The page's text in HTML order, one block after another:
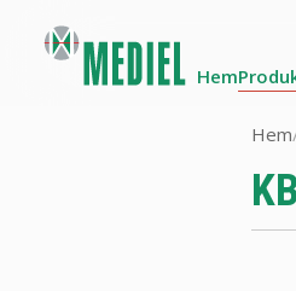
Hem
Hem